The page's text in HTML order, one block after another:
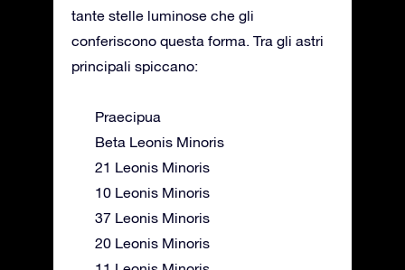
tante stelle luminose che gli
conferiscono questa forma. Tra gli astri
principali spiccano:
Praecipua
Beta Leonis Minoris
21 Leonis Minoris
10 Leonis Minoris
37 Leonis Minoris
20 Leonis Minoris